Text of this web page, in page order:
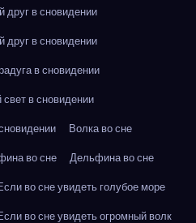
друг в сновидении
друг в сновидении
в сновидении
свет в сновидении
Волка во сне
во сне
Дельфина во сне
во сне увидеть голубое море
во сне увидеть огромный волк